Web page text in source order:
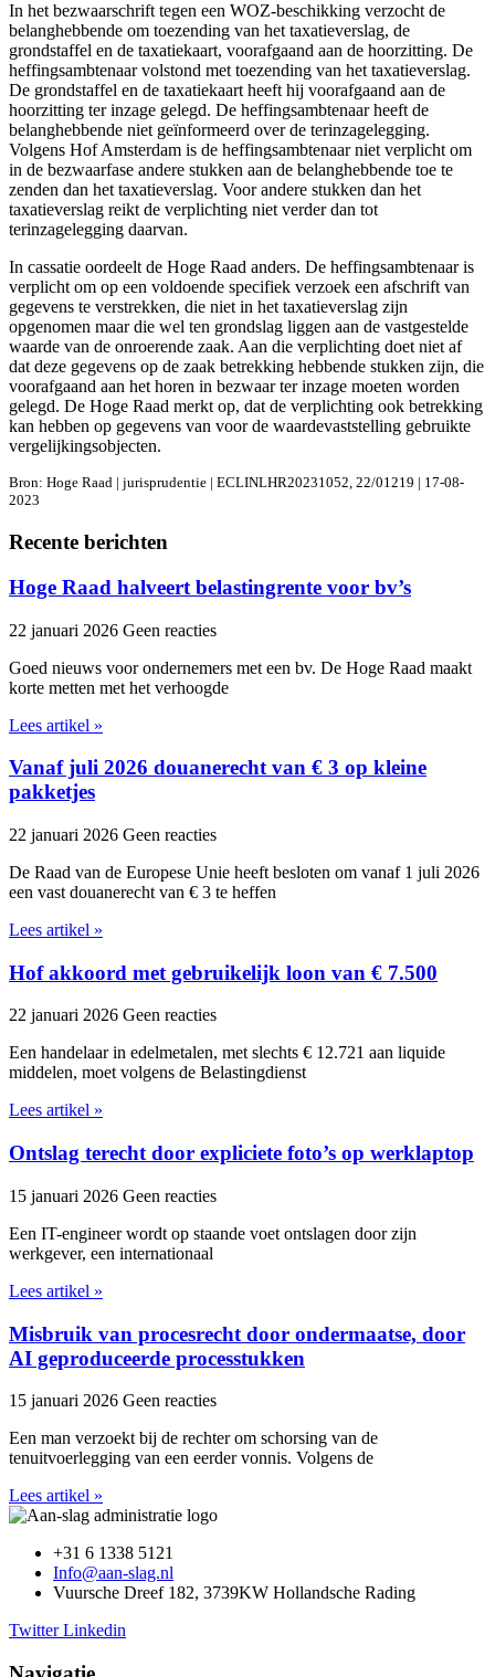
In het bezwaarschrift tegen een WOZ-beschikking verzocht de
belanghebbende om toezending van het taxatieverslag, de
grondstaffel en de taxatiekaart, voorafgaand aan de hoorzitting. De
heffingsambtenaar volstond met toezending van het taxatieverslag.
De grondstaffel en de taxatiekaart heeft hij voorafgaand aan de
hoorzitting ter inzage gelegd. De heffingsambtenaar heeft de
belanghebbende niet geïnformeerd over de terinzagelegging.
Volgens Hof Amsterdam is de heffingsambtenaar niet verplicht om
in de bezwaarfase andere stukken aan de belanghebbende toe te
zenden dan het taxatieverslag. Voor andere stukken dan het
taxatieverslag reikt de verplichting niet verder dan tot
terinzagelegging daarvan.
In cassatie oordeelt de Hoge Raad anders. De heffingsambtenaar is
verplicht om op een voldoende specifiek verzoek een afschrift van
gegevens te verstrekken, die niet in het taxatieverslag zijn
opgenomen maar die wel ten grondslag liggen aan de vastgestelde
waarde van de onroerende zaak. Aan die verplichting doet niet af
dat deze gegevens op de zaak betrekking hebbende stukken zijn, die
voorafgaand aan het horen in bezwaar ter inzage moeten worden
gelegd. De Hoge Raad merkt op, dat de verplichting ook betrekking
kan hebben op gegevens van voor de waardevaststelling gebruikte
vergelijkingsobjecten.
Bron: Hoge Raad | jurisprudentie | ECLINLHR20231052, 22/01219 | 17-08-
2023
Recente berichten
Hoge Raad halveert belastingrente voor bv’s
22 januari 2026 Geen reacties
Goed nieuws voor ondernemers met een bv. De Hoge Raad maakt
korte metten met het verhoogde
Lees artikel »
Vanaf juli 2026 douanerecht van € 3 op kleine
pakketjes
22 januari 2026 Geen reacties
De Raad van de Europese Unie heeft besloten om vanaf 1 juli 2026
een vast douanerecht van € 3 te heffen
Lees artikel »
Hof akkoord met gebruikelijk loon van € 7.500
22 januari 2026 Geen reacties
Een handelaar in edelmetalen, met slechts € 12.721 aan liquide
middelen, moet volgens de Belastingdienst
Lees artikel »
Ontslag terecht door expliciete foto’s op werklaptop
15 januari 2026 Geen reacties
Een IT-engineer wordt op staande voet ontslagen door zijn
werkgever, een internationaal
Lees artikel »
Misbruik van procesrecht door ondermaatse, door
AI geproduceerde processtukken
15 januari 2026 Geen reacties
Een man verzoekt bij de rechter om schorsing van de
tenuitvoerlegging van een eerder vonnis. Volgens de
Lees artikel »
+31 6 1338 5121
Info@aan-slag.nl
Vuursche Dreef 182, 3739KW Hollandsche Rading
Twitter Linkedin